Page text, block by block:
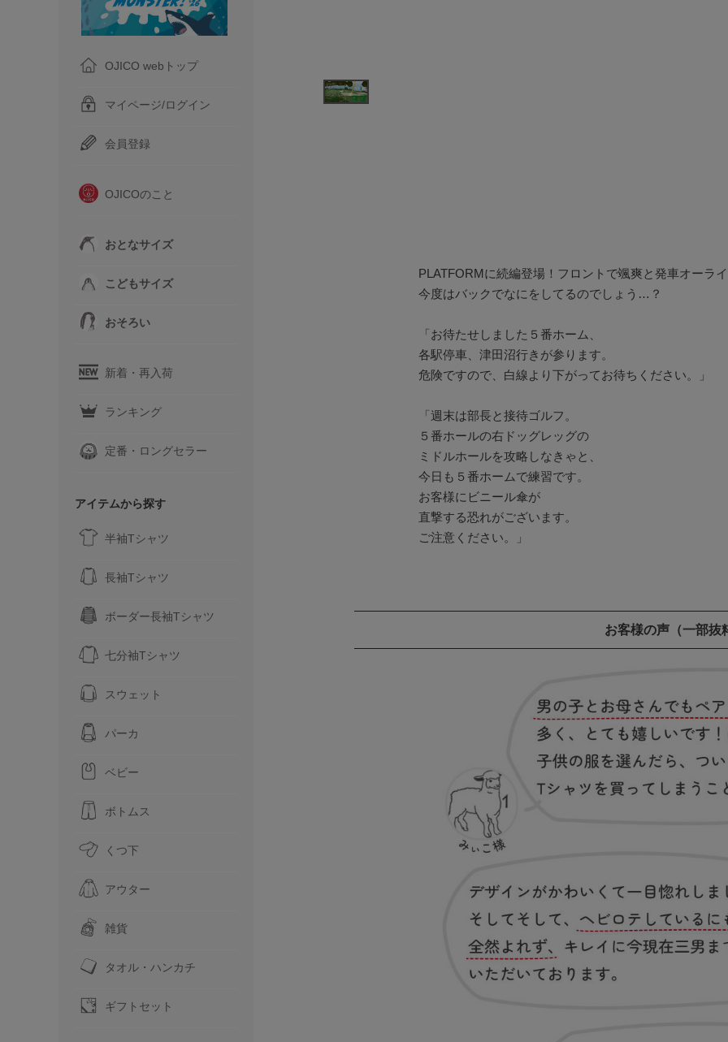
OJICO webトップ
マイページ/ログイン
会員登録
OJICOのこと
おとなサイズ
こどもサイズ
おそろい
新着・再入荷
ランキング
定番・ロングセラー
アイテムから探す
半袖Tシャツ
長袖Tシャツ
ボーダー長袖Tシャツ
七分袖Tシャツ
スウェット
パーカ
ベビー
ボトムス
くつ下
アウター
雑貨
タオル・ハンカチ
ギフトセット
PLATFORMに続編登場！フロントで颯爽と発車オーラ
今度はバックでなにをしてるのでしょう…？
「お待たせしました５番ホーム、
各駅停車、津田沼行きが参ります。
危険ですので、白線より下がってお待ちください。」
「週末は部長と接待ゴルフ。
５番ホールの右ドッグレッグの
ミドルホールを攻略しなきゃと、
今日も５番ホームで練習です。
お客様にビニール傘が
直撃する恐れがございます。
ご注意ください。」
お客様の声 （一部抜